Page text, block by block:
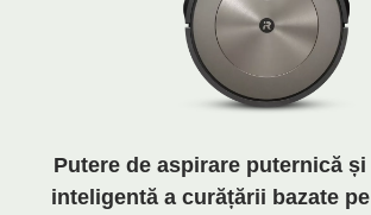
Putere de aspirare puternică
inteligentă a curățării bazate